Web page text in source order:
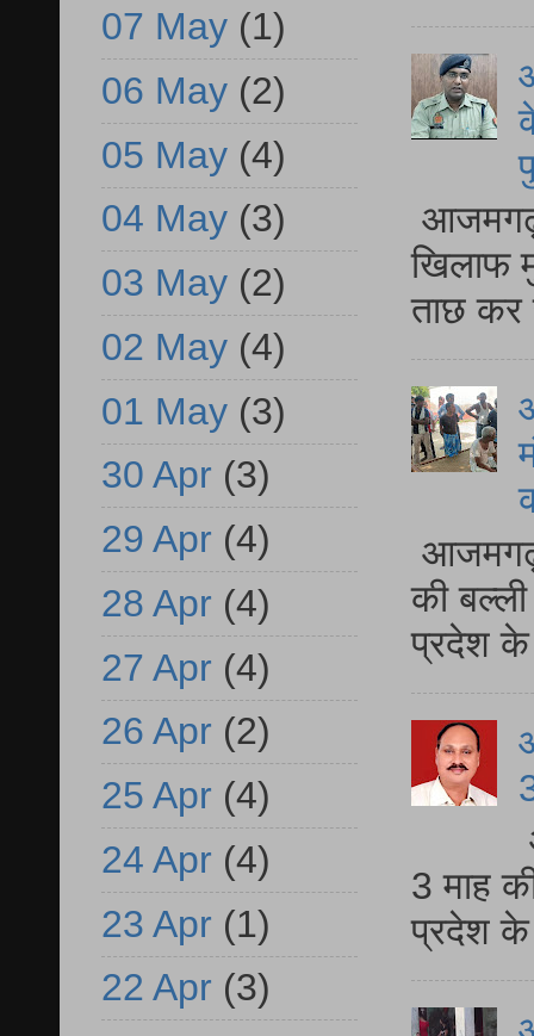
आजमगढ़
खिलाफ
ताछ कर
आजमगढ़
की
प्रदेश
3 माह
प्रदेश
07 May (1)
06 May (2)
05 May (4)
04 May (3)
03 May (2)
02 May (4)
01 May (3)
30 Apr (3)
29 Apr (4)
28 Apr (4)
27 Apr (4)
26 Apr (2)
25 Apr (4)
24 Apr (4)
23 Apr (1)
22 Apr (3)